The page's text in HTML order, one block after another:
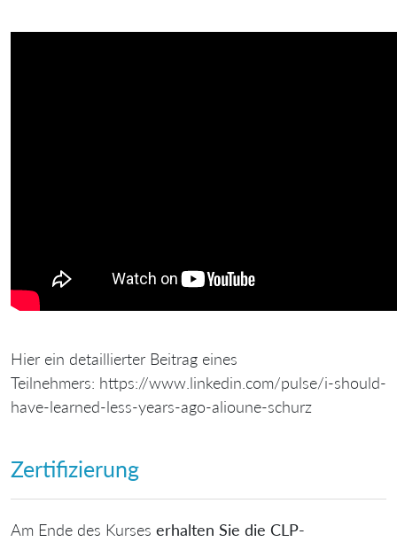
Hier ein detaillierter Beitrag eines
Teilnehmers: https://www.linkedin.com/pulse/i-should-
have-learned-less-years-ago-alioune-schurz
Zertifizierung
Am Ende des Kurses erhalten Sie die CLP-